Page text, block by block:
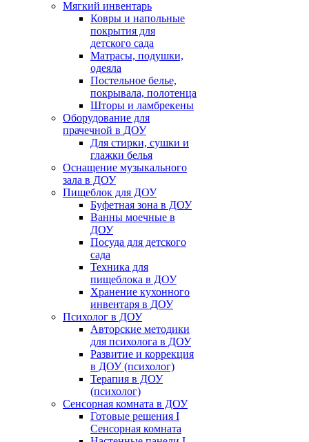
Мягкий инвентарь
Ковры и напольные
покрытия для
детского сада
Матрасы, подушки,
одеяла
Постельное белье,
покрывала, полотенца
Шторы и ламбрекены
Оборудование для
прачечной в ДОУ
Для стирки, сушки и
глажки белья
Оснащение музыкального
зала в ДОУ
Пищеблок для ДОУ
Буфетная зона в ДОУ
Ванны моечные в
ДОУ
Посуда для детского
сада
Техника для
пищеблока в ДОУ
Хранение кухонного
инвентаря в ДОУ
Психолог в ДОУ
Авторские методики
для психолога в ДОУ
Развитие и коррекция
в ДОУ (психолог)
Терапия в ДОУ
(психолог)
Сенсорная комната в ДОУ
Готовые решения I
Сенсорная комната